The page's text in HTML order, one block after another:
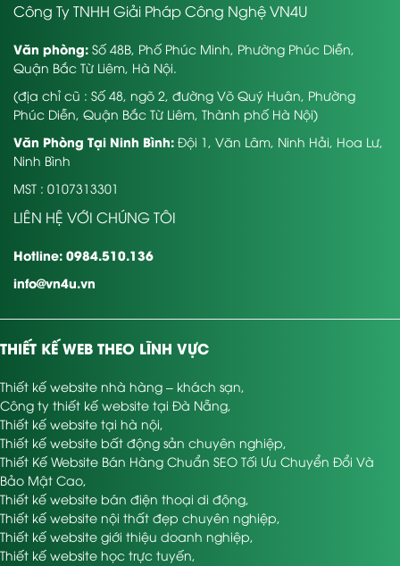
Công Ty TNHH Giải Pháp Công Nghệ VN4U
Văn phòng: Số 48B, Phố Phúc Minh, Phường Phúc Diễn,
Quận Bắc Từ Liêm, Hà Nội.
(địa chỉ cũ : Số 48, ngõ 2, đường Võ Quý Huân, Phường
Phúc Diễn, Quận Bắc Từ Liêm, Thành phố Hà Nội)
Văn Phòng Tại Ninh Bình: Đội 1, Văn Lâm, Ninh Hải, Hoa Lư,
Ninh Bình
MST : 0107313301
LIÊN HỆ VỚI CHÚNG TÔI
Hotline: 0984.510.136
info@vn4u.vn
THIẾT KẾ WEB THEO LĨNH VỰC
Thiết kế website nhà hàng – khách sạn,
Công ty thiết kế website tại Đà Nẵng,
Thiết kế website tại hà nội,
Thiết kế website bất động sản chuyên nghiệp,
Thiết Kế Website Bán Hàng Chuẩn SEO Tối Ưu Chuyển Đổi Và
Bảo Mật Cao,
Thiết kế website bán điện thoại di động,
Thiết kế website nội thất đẹp chuyên nghiệp,
Thiết kế website giới thiệu doanh nghiệp,
Thiết kế website học trực tuyến,